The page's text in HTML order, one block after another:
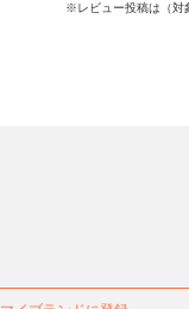
※レビュー投稿は（対